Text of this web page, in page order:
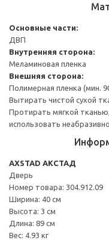
Основные части:
ДВП
Внутренняя сторона:
Меламиновая пленка
Внешняя сторона:
Полимерная пленка (мин.
Вытирать чистой сухой
Протирать мягкой
использовать
AXSTAD АКСТАД
Дверь
Номер товара: 304.912.09
Ширина: 40 см
Высота: 3 см
Длина: 89 см
Вес: 4.93 кг